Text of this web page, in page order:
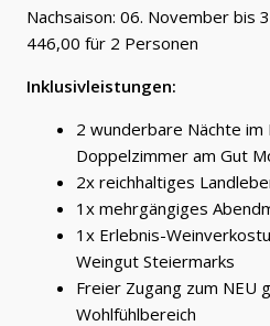
Nachsaison: 06. November bis
446,00 für 2 Personen
Inklusivleistungen:
2 wunderbare Nächte im
Doppelzimmer am Gut
2x reichhaltiges
1x mehrgängiges
1x Erlebnis-
Weingut Steiermarks
Freier Zugang zum NEU
Wohlfühlbereich